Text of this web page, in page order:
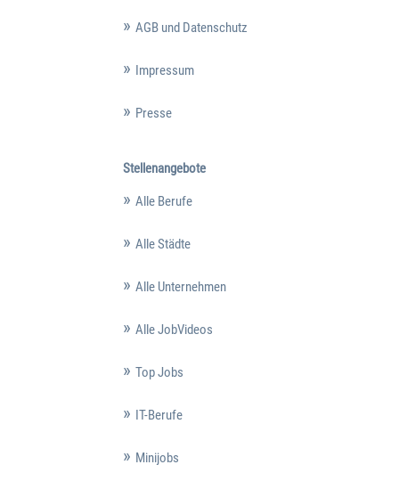
AGB und Datenschutz
Impressum
Presse
Stellenangebote
Alle Berufe
Alle Städte
Alle Unternehmen
Alle JobVideos
Top Jobs
IT-Berufe
Minijobs